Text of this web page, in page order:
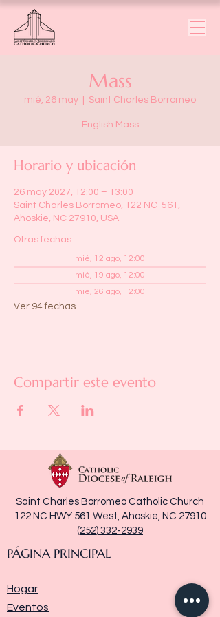
Mass
mié, 26 may Saint Charles Borromeo
English Mass
Horario y ubicación
26 may 2027, 12:00 – 13:00
Saint Charles Borromeo, 122 NC-561,
Ahoskie, NC 27910, USA
Otras fechas
mié, 12 ago, 12:00
mié, 19 ago, 12:00
mié, 26 ago, 12:00
Ver 94 fechas
Compartir este evento
Saint Charles Borromeo Catholic Church
122 NC HWY 561 West, Ahoskie, NC 27910
(252) 332-2939
PÁGINA PRINCIPAL
Hogar
Eventos